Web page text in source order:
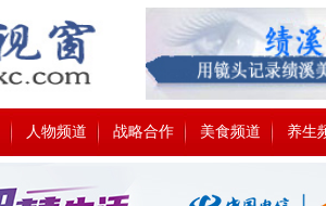
人物频道 战略合作 美食频道 养生